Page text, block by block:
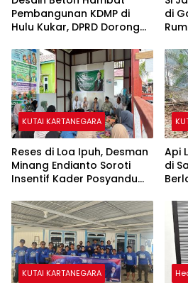
Pembangunan KDMP di
Hulu Kukar, DPRD Dorong
di
KUTAI KARTANEGARA
Reses di Loa Ipuh, Desman
Minang Endianto Soroti
Insentif Kader Posyandu
Api
di
KUTAI KARTANEGARA